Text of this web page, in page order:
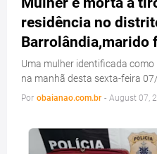
residência no
Barrolândia,marido
Uma mulher identificada
na manhã desta sexta-feira
Por obaianao.com.br - August 07,